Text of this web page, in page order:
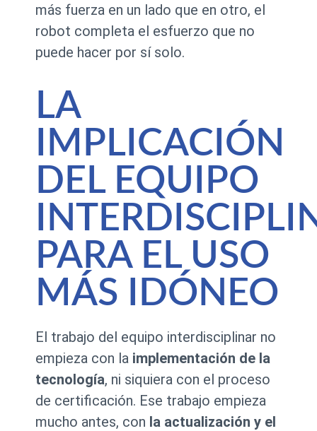
más fuerza en un lado que en otro, el
robot completa el esfuerzo que no
puede hacer por sí solo.
LA
IMPLICACIÓN
DEL EQUIPO
PARA EL USO
MÁS IDÓNEO
El trabajo del equipo interdisciplinar no
empieza con la implementación de la
tecnología, ni siquiera con el proceso
de certificación. Ese trabajo empieza
mucho antes, con la actualización y el